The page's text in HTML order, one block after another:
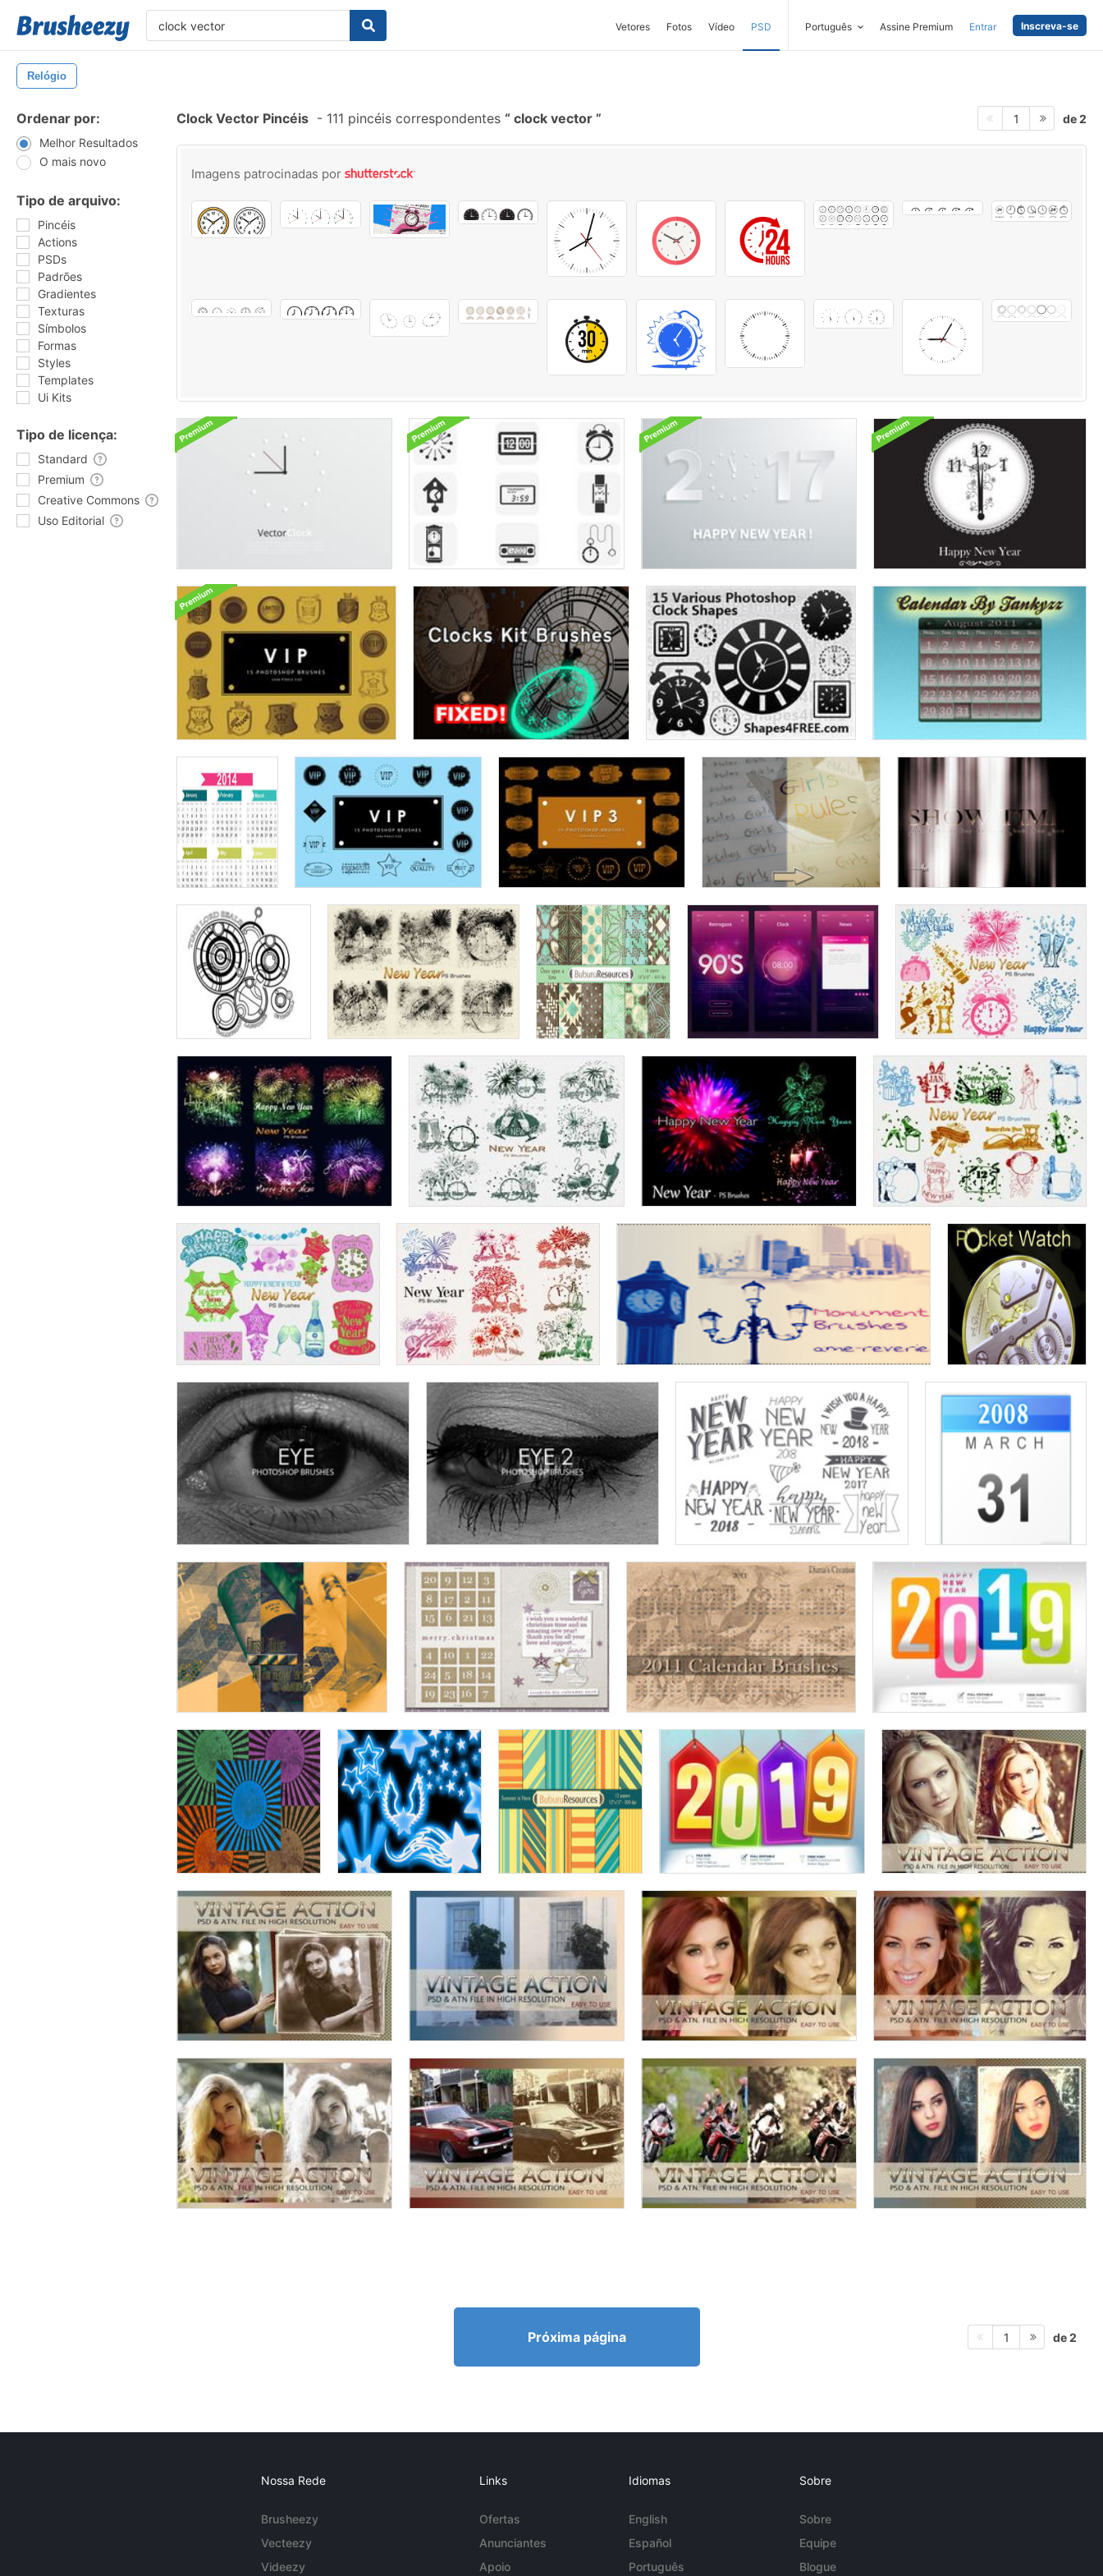
Vetores Fotos Vídeo PSD Português Assine Premium Entrar Inscreva-se
Relógio
Ordenar por:
Melhor Resultados
O mais novo
Tipo de arquivo:
Pincéis
Actions
PSDs
Padrões
Gradientes
Texturas
Símbolos
Formas
Styles
Templates
Ui Kits
Tipo de licença:
Standard
Premium
Creative Commons
Uso Editorial
Clock Vector Pincéis - 111 pincéis correspondentes clock vector 1 de 2
Imagens patrocinadas por
Próxima página 1 de 2
Nossa Rede
Brusheezy
Vecteezy
Videezy
Links
Ofertas
Anunciantes
Apoio
Idiomas
English
Español
Português
Sobre
Sobre
Equipe
Blogue